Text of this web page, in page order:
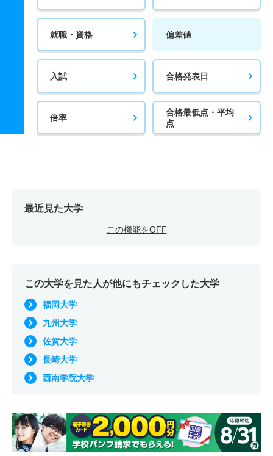
就職・資格 偏差値
入試 合格発表日
倍率
合格最低点・平均
点
最近見た大学
この機能をOFF
この大学を見た人が他にもチェックした大学
福岡大学
九州大学
佐賀大学
長崎大学
西南学院大学